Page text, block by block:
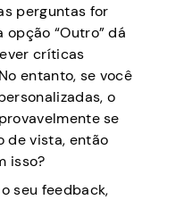
perguntas for
opção “Outro” dá
críticas
entanto, se você
o
se
de vista, então
isso?
seu feedback,